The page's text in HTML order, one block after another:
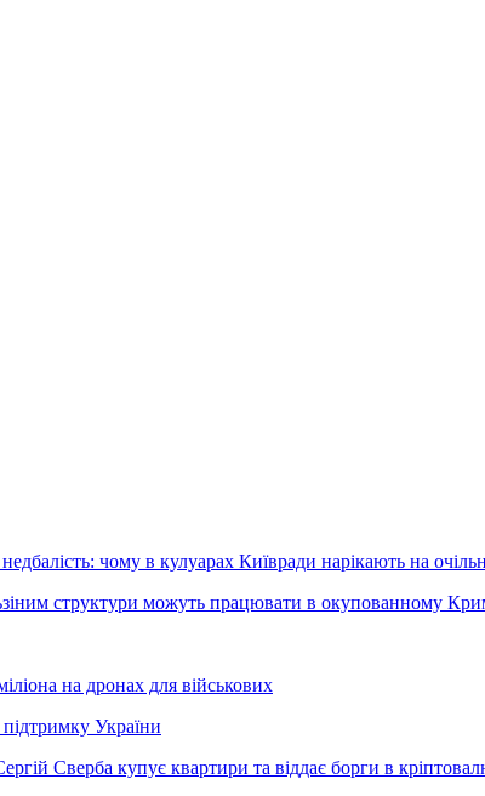
чому в кулуарах Київради нарікають на
структури можуть працювати в окупованному
на дронах для військових
України
Сверба купує квартири та віддає борги в